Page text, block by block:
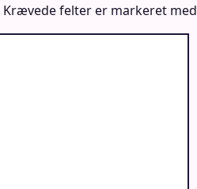
Krævede felter er markeret med